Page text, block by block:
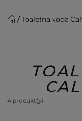
pleť Líčenie
Toaletná voda
4 produkt(y)